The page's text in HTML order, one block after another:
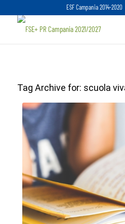
ESF Campania 2014-2020
Tag Archive for: scuola